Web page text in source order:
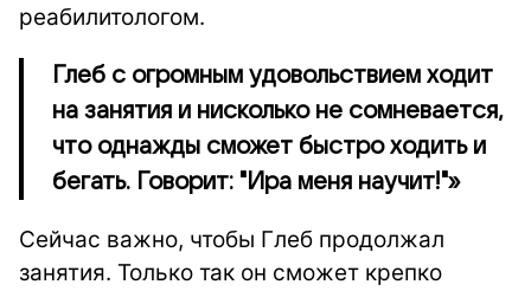
реабилитологом.
Глеб с огромным удовольствием ходит
на занятия и нисколько не сомневается,
что однажды сможет быстро ходить и
бегать. Говорит: "Ира меня научит!"»
Сейчас важно, чтобы Глеб продолжал
занятия. Только так он сможет крепко